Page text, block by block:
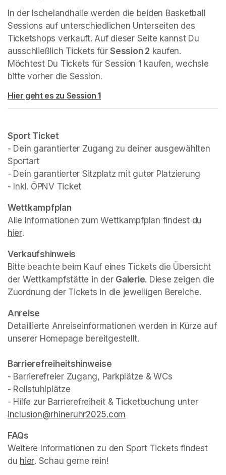
In der Ischelandhalle werden die beiden Basketball
Sessions auf unterschiedlichen Unterseiten des
Ticketshops verkauft. Auf dieser Seite kannst Du
ausschließlich Tickets für Session 2 kaufen.
Möchtest Du Tickets für Session 1 kaufen, wechsle
bitte vorher die Session.
Hier geht es zu Session 1
Sport Ticket
- Dein garantierter Zugang zu deiner ausgewählten
Sportart
- Dein garantierter Sitzplatz mit guter Platzierung
- Inkl. ÖPNV Ticket
Wettkampfplan
hier(opens in a new tab)
.
Verkaufshinweis
Bitte beachte beim Kauf eines Tickets die Übersicht
der Wettkampfstätte in der Galerie. Diese zeigen die
Zuordnung der Tickets in die jeweiligen Bereiche.
Detaillierte Anreiseinformationen werden in Kürze auf
unserer Homepage bereitgestellt.
- Barrierefreier Zugang, Parkplätze & WCs
- Rollstuhlplätze
- Hilfe zur Barrierefreiheit & Ticketbuchung unter
inclusion@rhineruhr2025.com
Weitere Informationen zu den Sport Tickets findest
du hier(opens in a new tab)
. Schau gerne rein!